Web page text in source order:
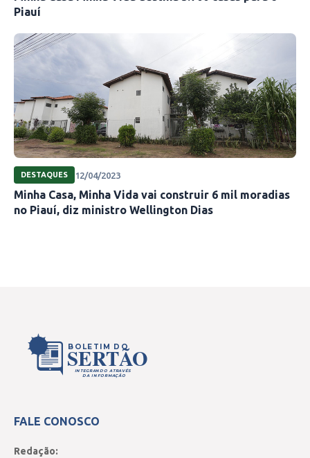
estados e municípios, priorizando famílias em
situações de vulnerabilidade extrema.
Fonte: pi.gov.br
Piauí
DESTAQUES 12/04/2023
Minha Casa, Minha Vida vai construir 6 mil moradias
no Piauí, diz ministro Wellington Dias
BOLETIM DO
SERTÃO
INTEGRANDO ATRAVÉS
DA INFORMAÇÃO
FALE CONOSCO
Redação: